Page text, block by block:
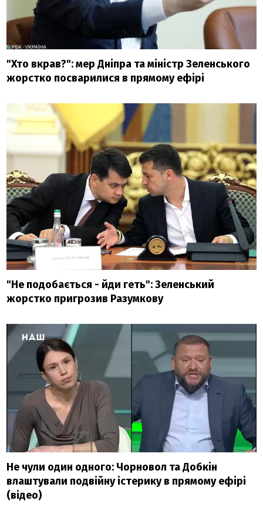
"Хто вкрав?": мер Дніпра та міністр Зеленського
жорстко посварилися в прямому ефірі
"Не подобається - йди геть": Зеленський
жорстко пригрозив Разумкову
Не чули один одного: Чорновол та Добкін
влаштували подвійну істерику в прямому ефірі
(відео)